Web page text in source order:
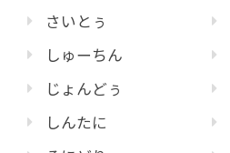
さいとぅ
しゅーちん
じょんどぅ
しんたに